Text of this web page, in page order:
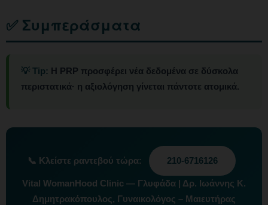
✅ Συμπεράσματα
💡 Tip: Η PRP προσφέρει νέα δεδομένα σε δύσκολα
περιστατικά· η αξιολόγηση γίνεται πάντοτε ατομικά.
📞 Κλείστε ραντεβού τώρα: 210-6716126
Vital WomanHood Clinic — Γλυφάδα | Δρ. Ιωάννης Κ.
Δημητρακόπουλος, Γυναικολόγος – Μαιευτήρας